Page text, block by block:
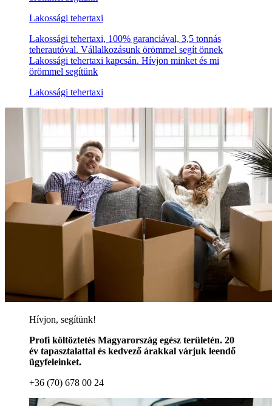
Lakossági tehertaxi
Lakossági tehertaxi, 100% garanciával, 3,5 tonnás
teherautóval. Vállalkozásunk örömmel segít önnek
Lakossági tehertaxi kapcsán. Hívjon minket és mi
örömmel segítünk
Lakossági tehertaxi
Hívjon, segítünk!
Profi költöztetés Magyarország egész területén. 20
év tapasztalattal és kedvező árakkal várjuk leendő
ügyfeleinket.
+36 (70) 678 00 24